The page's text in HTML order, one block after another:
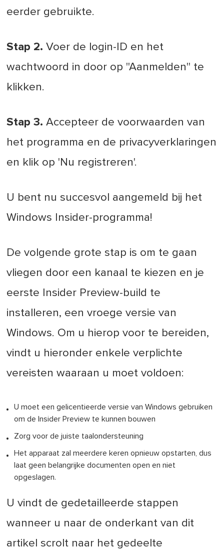
eerder gebruikte.
Stap 2.Voer de login-ID en het
wachtwoord in door op ''Aanmelden'' te
klikken.
Stap 3.Accepteer de voorwaarden van
het programma en de privacyverklaringen
en klik op 'Nu registreren'.
U bent nu succesvol aangemeld bij het
Windows Insider-programma!
De volgende grote stap is om te gaan
vliegen door een kanaal te kiezen en je
eerste Insider Preview-build te
installeren, een vroege versie van
Windows. Om u hierop voor te bereiden,
vindt u hieronder enkele verplichte
vereisten waaraan u moet voldoen:
U moet een gelicentieerde versie van Windows gebruiken
om de Insider Preview te kunnen bouwen
Zorg voor de juiste taalondersteuning
Het apparaat zal meerdere keren opnieuw opstarten, dus
laat geen belangrijke documenten open en niet
opgeslagen.
U vindt de gedetailleerde stappen
wanneer u naar de onderkant van dit
artikel scrolt naar het gedeelte